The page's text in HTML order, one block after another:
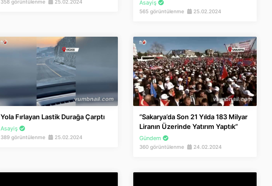
358 görüntülenme 25.02.2024 Asayiş
565 görüntülenme 25.02.2024
Yola Fırlayan Lastik Durağa Çarptı
Asayiş
389 görüntülenme 25.02.2024
“Sakarya’da Son 21 Yılda 183 Milyar
Liranın Üzerinde Yatırım Yaptık”
Gündem
360 görüntülenme 24.02.2024